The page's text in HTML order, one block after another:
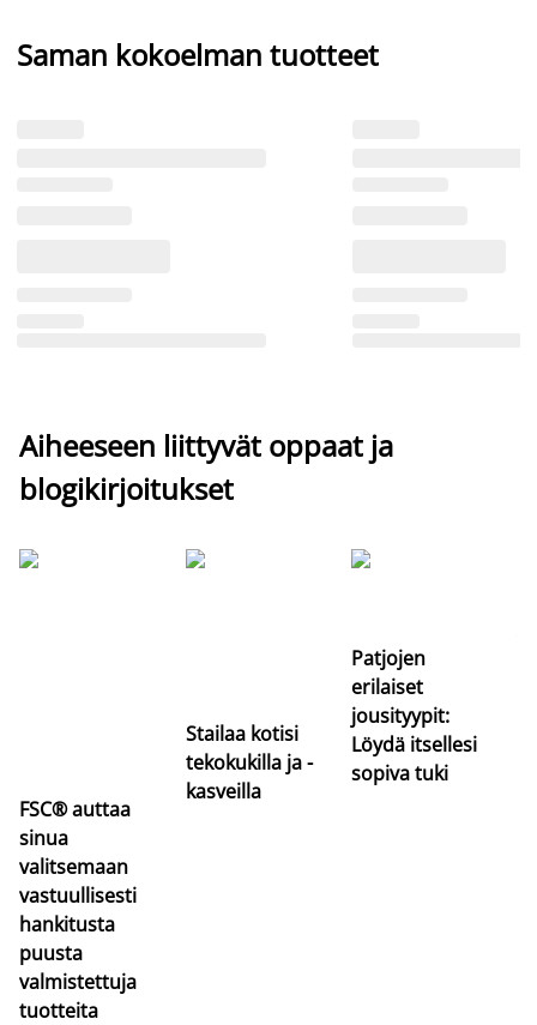
Saman kokoelman tuotteet
Aiheeseen liittyvät oppaat ja
blogikirjoitukset
FSC® auttaa
sinua
valitsemaan
vastuullisesti
hankitusta
puusta
valmistettuja
tuotteita
Stailaa kotisi
tekokukilla ja -
kasveilla
Patjojen
erilaiset
jousityypit:
Löydä itsellesi
sopiva tuki